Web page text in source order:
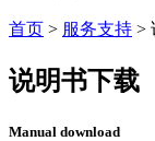
首页 > 服务支持 >
说明书下载
Manual download